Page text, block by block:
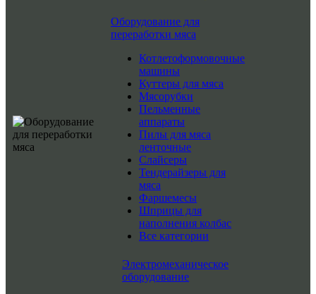
Оборудование для
переработки мяса
Котлетоформовочные
машины
Куттеры для мяса
Мясорубки
Пельменные
аппараты
Пилы для мяса
ленточные
Слайсеры
Тендерайзеры для
мяса
Фаршемесы
Шприцы для
наполнения колбас
Все категории
Электромеханическое
оборудование